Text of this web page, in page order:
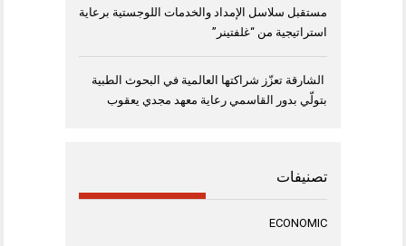
مستقبل سلاسل الإمداد والخدمات اللوجستية برعاية
استراتيجية من “غلفتينر”
الشارقة تعزّز شراكتها العالمية في البحوث الطبية
بتولّي بدور القاسمي رعاية معهد مجدي يعقوب
تصنيفات
ECONOMIC